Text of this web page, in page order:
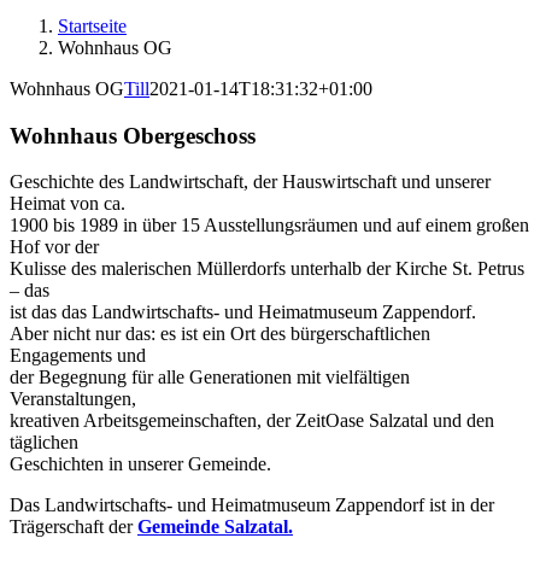
Startseite
Wohnhaus OG
Wohnhaus OGTill2021-01-14T18:31:32+01:00
Wohnhaus Obergeschoss
Geschichte des Landwirtschaft, der Hauswirtschaft und unserer
Heimat von ca.
1900 bis 1989 in über 15 Ausstellungsräumen und auf einem großen
Hof vor der
Kulisse des malerischen Müllerdorfs unterhalb der Kirche St. Petrus
– das
ist das das Landwirtschafts- und Heimatmuseum Zappendorf.
Aber nicht nur das: es ist ein Ort des bürgerschaftlichen
Engagements und
der Begegnung für alle Generationen mit vielfältigen
Veranstaltungen,
kreativen Arbeitsgemeinschaften, der ZeitOase Salzatal und den
täglichen
Geschichten in unserer Gemeinde.
Das Landwirtschafts- und Heimatmuseum Zappendorf ist in der
Trägerschaft derGemeinde Salzatal.